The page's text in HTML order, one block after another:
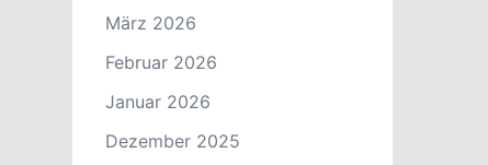
März 2026
Februar 2026
Januar 2026
Dezember 2025